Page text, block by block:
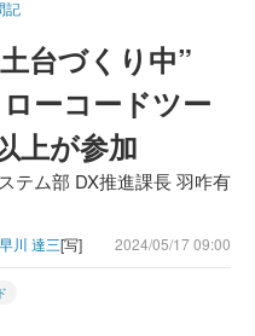
記
台づくり中”
ーコードツー
上が参加
テム部 DX推進課長 羽咋有
早川 達三[写] 2024/05/17 09:00